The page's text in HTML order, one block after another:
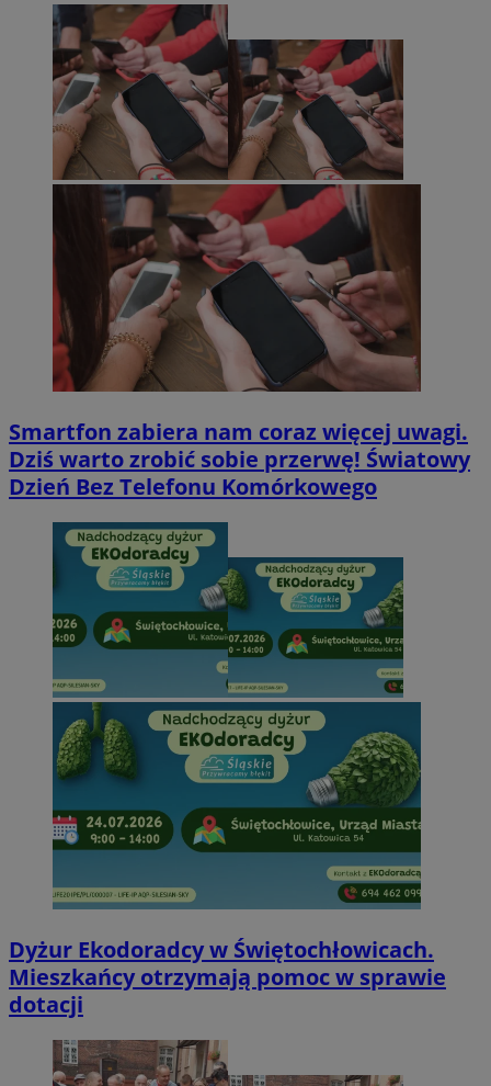
Smartfon zabiera nam coraz więcej uwagi.
Dziś warto zrobić sobie przerwę! Światowy
Dzień Bez Telefonu Komórkowego
Dyżur Ekodoradcy w Świętochłowicach.
Mieszkańcy otrzymają pomoc w sprawie
dotacji